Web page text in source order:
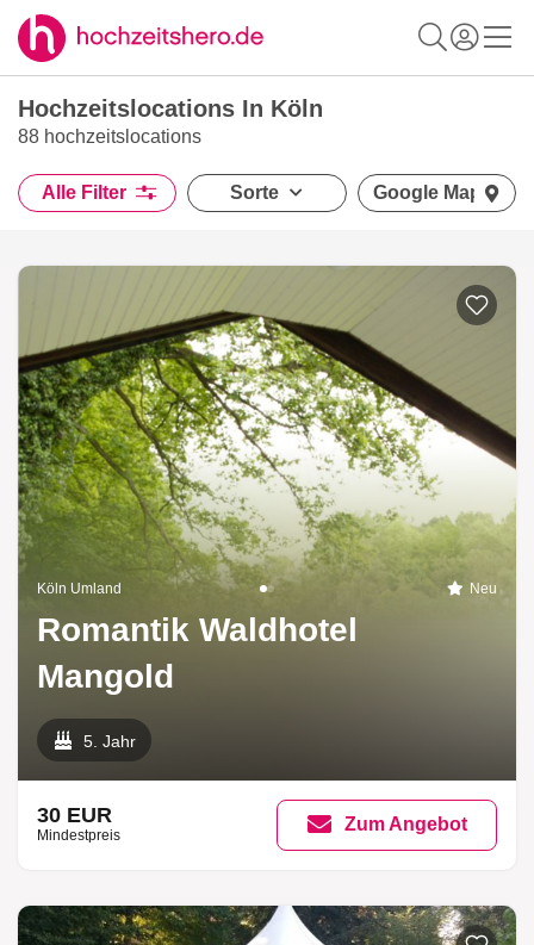
Hochzeitslocations In Köln
88 hochzeitslocations
Alle Filter Sorte Google Maps
Köln Umland Neu
Romantik Waldhotel
Mangold
5. Jahr
30 EUR
Mindestpreis
Zum Angebot